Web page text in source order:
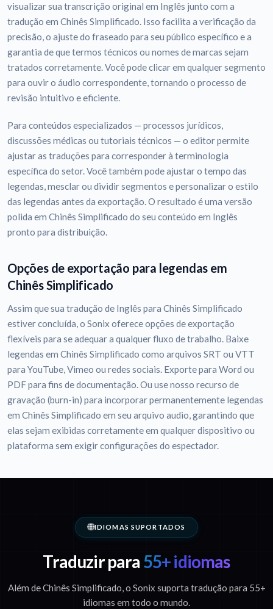
visualizar sua transcrição original em Inglês junto com a
tradução em Chinês Simplificado. Isso facilita a verificação da
precisão, o ajuste do fraseado para seu público específico e a
garantia de que termos técnicos ou nomes de marcas sejam
tratados corretamente. Você pode clicar em qualquer segmento
para ouvir o áudio correspondente, tornando o processo de
revisão intuitivo e eficiente.
Para conteúdos especializados — processos jurídicos,
discussões médicas ou tutoriais técnicos — o editor permite
ajustar as traduções para corresponder à terminologia
específica do setor. Você também pode ajustar o tempo das
legendas, mesclar ou dividir segmentos e personalizar o estilo
das legendas antes da exportação. O resultado é uma versão
polida em Chinês Simplificado do seu conteúdo em Inglês
pronto para distribuição.
Opções de exportação para legendas em
Chinês Simplificado
Assim que sua tradução de Inglês para Chinês Simplificado
estiver concluída, o Sonix oferece opções de exportação
flexíveis para se adequar a qualquer fluxo de trabalho. Baixe
legendas em Chinês Simplificado como arquivos SRT ou VTT
para YouTube, Vimeo ou redes sociais. Exporte para Word ou
PDF para fins de documentação. Ou use nosso recurso de
gravação (burn-in) para incorporar permanentemente legendas
em Chinês Simplificado em seu arquivo audio, garantindo que
elas sejam exibidas corretamente em qualquer dispositivo ou
plataforma sem exigir configurações do espectador.
IDIOMAS SUPORTADOS
Traduzir para 55+ idiomas
Além de Chinês Simplificado, o Sonix suporta tradução para 55+
idiomas em todo o mundo.